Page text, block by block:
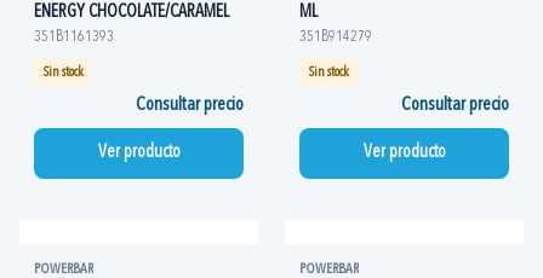
ENERGY CHOCOLATE/CARAMEL
351B1161393
Sin stock
Consultar precio
Ver producto
ML
351B914279
Sin stock
Consultar precio
Ver producto
POWERBAR POWERBAR